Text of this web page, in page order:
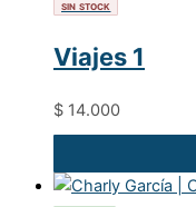
SIN STOCK
Viajes 1
$ 14.000